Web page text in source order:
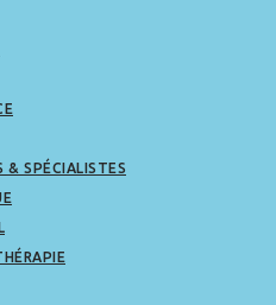
& SPÉCIALISTES